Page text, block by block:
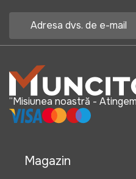
“Misiunea noastră -
Magazin